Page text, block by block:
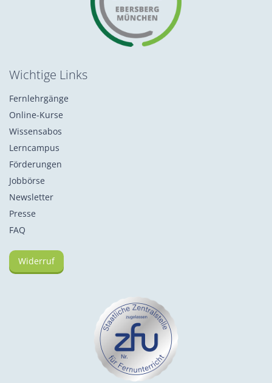
Wichtige Links
Fernlehrgänge
Online-Kurse
Wissensabos
Lerncampus
Förderungen
Jobbörse
Newsletter
Presse
FAQ
Widerruf